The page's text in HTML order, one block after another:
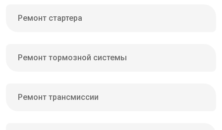
Ремонт стартера
Ремонт тормозной системы
Ремонт трансмиссии